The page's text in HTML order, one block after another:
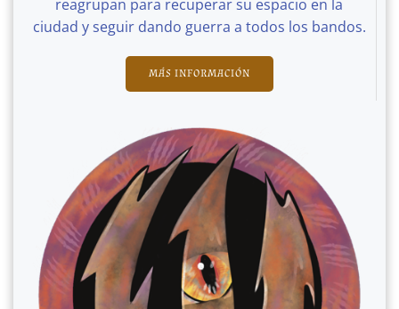
reagrupan para recuperar su espacio en la
ciudad y seguir dando guerra a todos los bandos.
MÁS INFORMACIÓN